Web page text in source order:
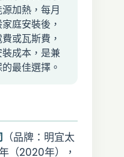
加熱，每月
庭安裝後，
或瓦斯費，
成本，是兼
最佳選擇。
（品牌：明宜太
（2020年），